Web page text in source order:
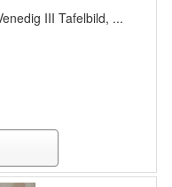
III Tafelbild, ...